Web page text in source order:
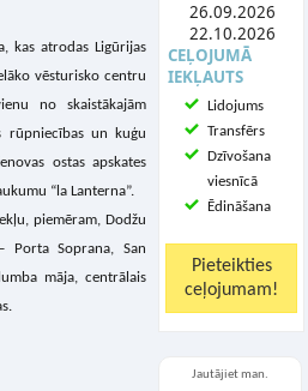
26.09.2026
22.10.2026
CEĻOJUMĀ
IEKĻAUTS
Lidojums
Transfērs
Dzīvošana
viesnīcā
Ēdināšana
Jautājiet man.
kas atrodas Ligūrijas
vēsturisko centru
no skaistākajām
un kuģu
ostas apskates
“la Lanterna”.
piemēram, Dodžu
Porta Soprana, San
māja, centrālais